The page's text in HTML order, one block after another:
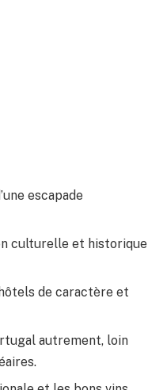
escapade
culturelle et historique
de caractère et
autrement, loin